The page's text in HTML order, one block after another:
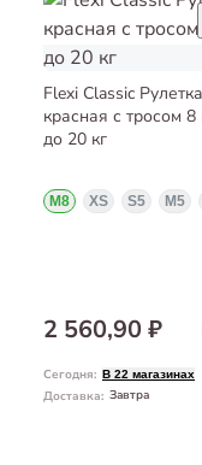
Flexi Classic Рулетка
красная с тросом 8
до 20 кг
M8 XS S5 M5
2 560,90 ₽
Сегодня: В 22 магазинах
Доставка: Завтра